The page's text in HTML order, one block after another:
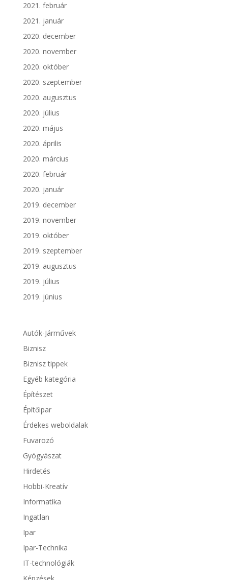
2021. február
2021. január
2020. december
2020. november
2020. október
2020. szeptember
2020. augusztus
2020. július
2020. május
2020. április
2020. március
2020. február
2020. január
2019. december
2019. november
2019. október
2019. szeptember
2019. augusztus
2019. július
2019. június
Autók-Járművek
Biznisz
Biznisz tippek
Egyéb kategória
Építészet
Építőipar
Érdekes weboldalak
Fuvarozó
Gyógyászat
Hirdetés
Hobbi-Kreatív
Informatika
Ingatlan
Ipar
Ipar-Technika
IT-technológiák